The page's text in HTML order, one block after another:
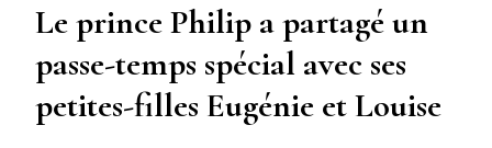
Le prince Philip a partagé un
passe-temps spécial avec ses
petites-filles Eugénie et Louise